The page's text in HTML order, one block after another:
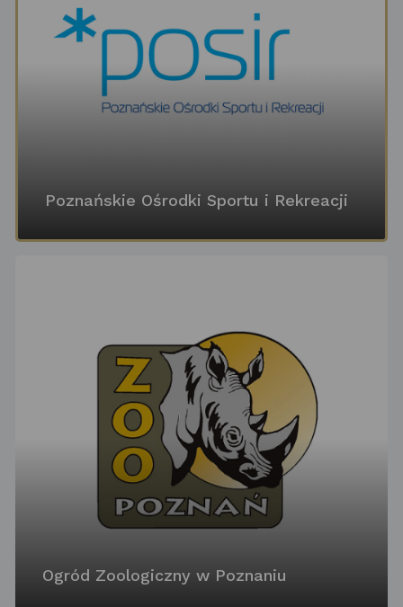
Poznańskie Ośrodki Sportu i Rekreacji
Ogród Zoologiczny w Poznaniu